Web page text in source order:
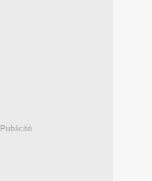
Publicité